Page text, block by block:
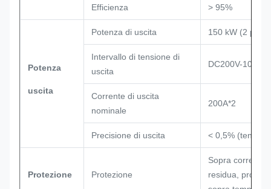
Efficienza > 95%
Potenza
uscita
Potenza di uscita 150 kW (2
Intervallo di tensione di
uscita
DC200V-1000V
Corrente di uscita
nominale
200A*2
Precisione di uscita < 0,5%
Protezione Protezione
Sopra
residua,